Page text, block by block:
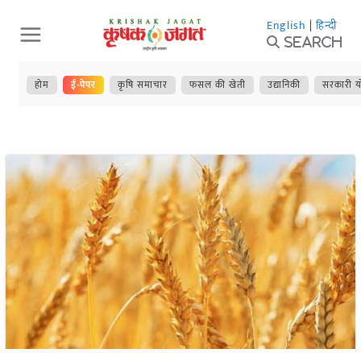
Skip
to
content
English | हिन्दी
Search
होम ई-पेपर कृषि समाचार फसल की खेती उद्यानिकी सरकारी